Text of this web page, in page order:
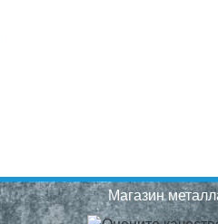
Магазин